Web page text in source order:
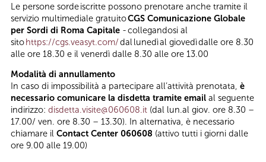
Le persone sorde iscritte possono prenotare anche tramite il
servizio multimediale gratuitoCGS Comunicazione Globale
per Sordi di Roma Capitale - collegandosi al
sitohttps://cgs.veasyt.com/dal lunedì al giovedì dalle ore 8.30
alle ore 18.30 e il venerdì dalle 8.30 alle ore 13.00
Modalità di annullamento
In caso di impossibilità a partecipare all’attività prenotata, è
necessario comunicare la disdetta tramite email al seguente
indirizzo: disdetta.visite@060608.it (dal lun.al giov. ore 8.30 –
17.00/ ven. ore 8.30 – 13.30). In alternativa, è necessario
chiamare il Contact Center 060608 (attivo tutti i giorni dalle
ore 9.00 alle 19.00)